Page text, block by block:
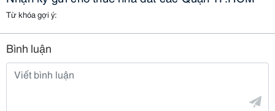
Từ khóa gợi ý:
Bình luận